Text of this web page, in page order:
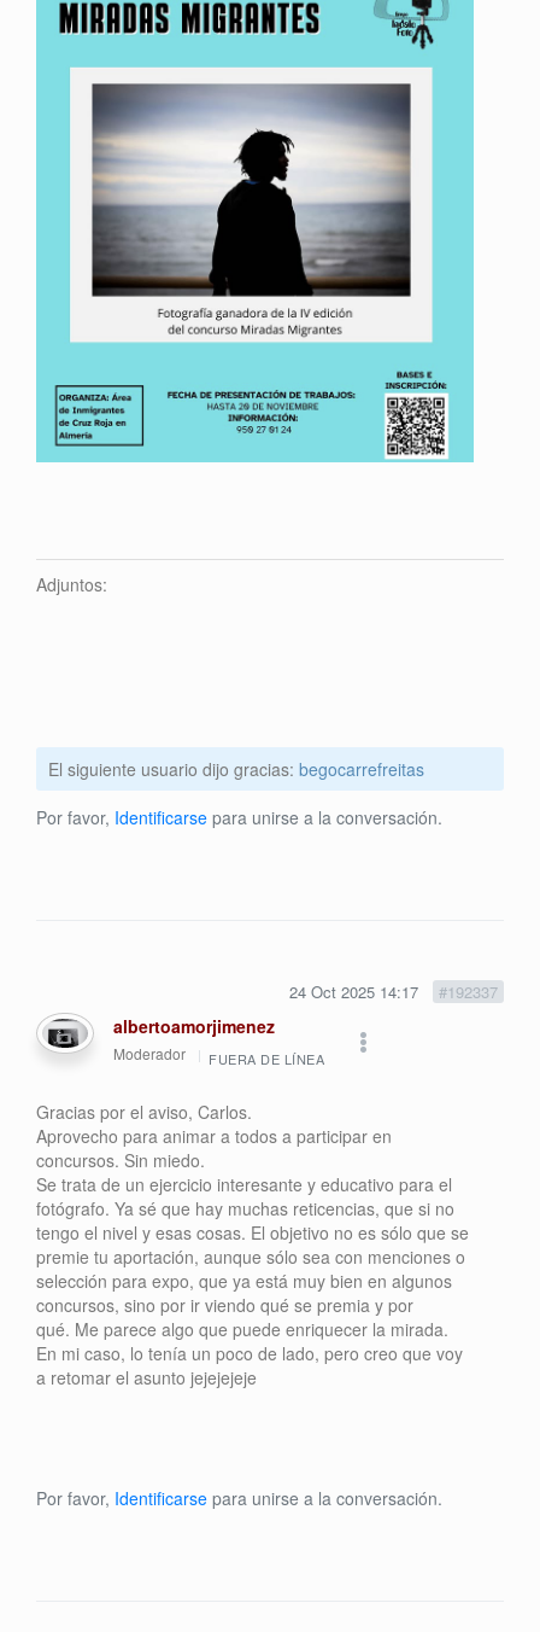
Adjuntos:
El siguiente usuario dijo gracias: begocarrefreitas
Por favor, Identificarse para unirse a la conversación.
24 Oct 2025 14:17 #192337
albertoamorjimenez
Moderador FUERA DE LÍNEA
Gracias por el aviso, Carlos.
Aprovecho para animar a todos a participar en
concursos. Sin miedo.
Se trata de un ejercicio interesante y educativo para el
fotógrafo. Ya sé que hay muchas reticencias, que si no
tengo el nivel y esas cosas. El objetivo no es sólo que se
premie tu aportación, aunque sólo sea con menciones o
selección para expo, que ya está muy bien en algunos
concursos, sino por ir viendo qué se premia y por
qué. Me parece algo que puede enriquecer la mirada.
En mi caso, lo tenía un poco de lado, pero creo que voy
a retomar el asunto jejejejeje
Por favor, Identificarse para unirse a la conversación.